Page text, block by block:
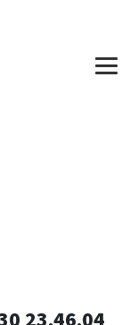
23.46.04